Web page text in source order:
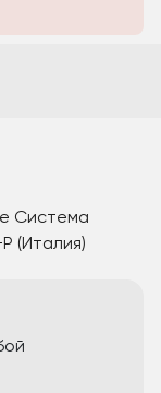
Система
(Италия)